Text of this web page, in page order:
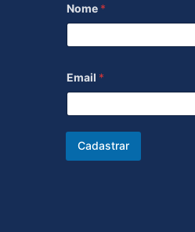
Nome *
Email *
Cadastrar